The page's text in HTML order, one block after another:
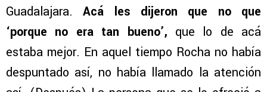
Guadalajara. Acá les dijeron que no que
‘porque no era tan bueno’, que lo de acá
estaba mejor. En aquel tiempo Rocha no había
despuntado así, no había llamado la atención